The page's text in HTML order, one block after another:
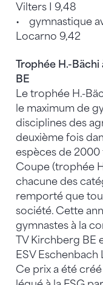
Vilters I 9,48
• gymnastique
Locarno 9,42
Trophée H.-
BE
Le trophée H.-
le maximum de
disciplines des
deuxième fois
espèces de 2000
Coupe (trophée
chacune des
remporté que
société. Cette
gymnastes à la
TV Kirchberg BE
ESV Eschenbach
Ce prix a été